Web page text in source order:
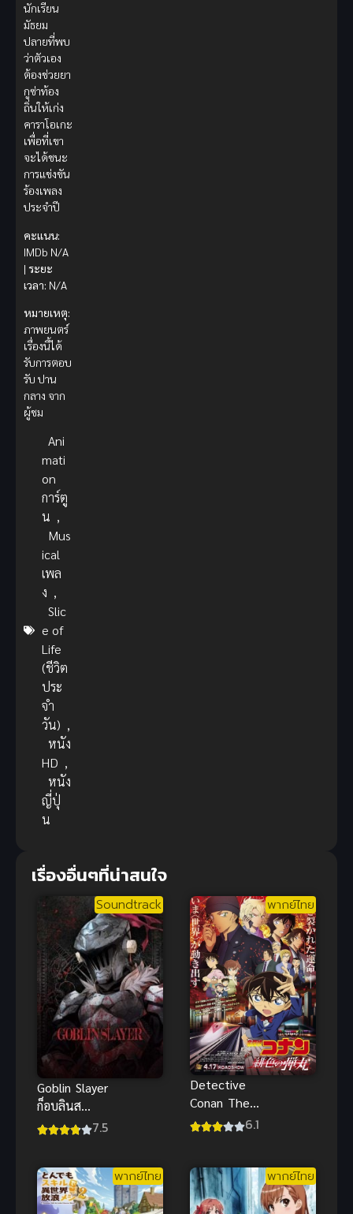
นักเรียน
มัธยม
ปลายที่พบ
ว่าตัวเอง
ต้องช่วยยา
กูซ่าท้อง
ถิ่นให้เก่ง
คาราโอเกะ
เพื่อที่เขา
จะได้ชนะ
การแข่งขัน
ร้องเพลง
ประจำปี
คะแนน:
IMDb N/A
| ระยะ
เวลา: N/A
หมายเหตุ:
ภาพยนตร์
เรื่องนี้ได้
รับการตอบ
รับ ปาน
กลาง จาก
ผู้ชม
Ani
mati
on
การ์ตู
น ,
Mus
ical
เพล
ง ,
Slic
e of
Life
(ชีวิต
ประ
จำ
วัน) ,
หนัง
HD ,
หนัง
ญี่ปุ่
น
เรื่องอื่นๆที่น่าสนใจ
Soundtrack
Goblin Slayer
ก็อบลินส
เลเยอร์
7.5
พากย์ไทย
Detective
Conan The
Movie 24 :
นักสืบจิ๋วโคนั
น: กระสุนสี
6.1
พากย์ไทย พากย์ไทย